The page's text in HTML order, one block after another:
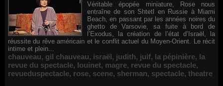
Véritable épopée miniature, Rose nous
entraîne de son Shtetl en Russie à Miami
Beach, en passant par les années noires du
ghetto de Varsovie, sa fuite à bord de
l’Exodus, la création de l’état d’Israël, la
réussite du rêve américain et le conflit actuel du Moyen-Orient. Le récit
intime et plein...
chauveau, gil chauveau, israël, judith, juif, la pépinière, la
revue du spectacle, louinet, magre, revue du spectacle,
revueduspectacle, rose, scene, sherman, spectacle, theatre